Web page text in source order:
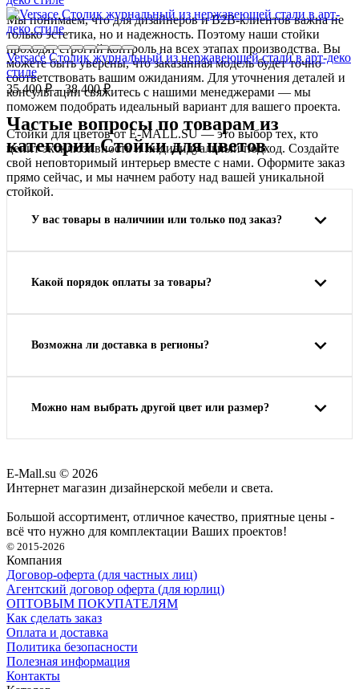
Мы понимаем, что для дизайнеров и B2B-клиентов важна не
только эстетика, но и надежность. Поэтому наши стойки
проходят строгий контроль на всех этапах производства. Вы
можете быть уверены, что заказанная модель будет точно
соответствовать вашим ожиданиям. Для уточнения деталей и
консультации свяжитесь с нашими менеджерами — мы
поможем подобрать идеальный вариант для вашего проекта.
Стойки для цветов от E-MALL.SU — это выбор тех, кто
ценит эксклюзивность и индивидуальный подход. Создайте
свой неповторимый интерьер вместе с нами. Оформите заказ
прямо сейчас, и мы начнем работу над вашей уникальной
стойкой.
Versace Столик журнальный из нержавеющей стали в арт-деко
стиле
35 400₽–38 400₽
Частые вопросы по товарам из
категории Стойки для цветов
У вас товары в наличиии или только под заказ?
Какой порядок оплаты за товары?
Возможна ли доставка в регионы?
Можно нам выбрать другой цвет или размер?
E-Mall.su © 2026
Интернет магазин дизайнерской мебели и света.
Большой ассортимент, отличное качество, приятные цены -
всё что нужно для комплектации Ваших проектов!
© 2015-2026
Компания
Договор-оферта (для частных лиц)
Агентский договор оферта (для юрлиц)
ОПТОВЫМ ПОКУПАТЕЛЯМ
Как сделать заказ
Оплата и доставка
Политика безопасности
Полезная информация
Контакты